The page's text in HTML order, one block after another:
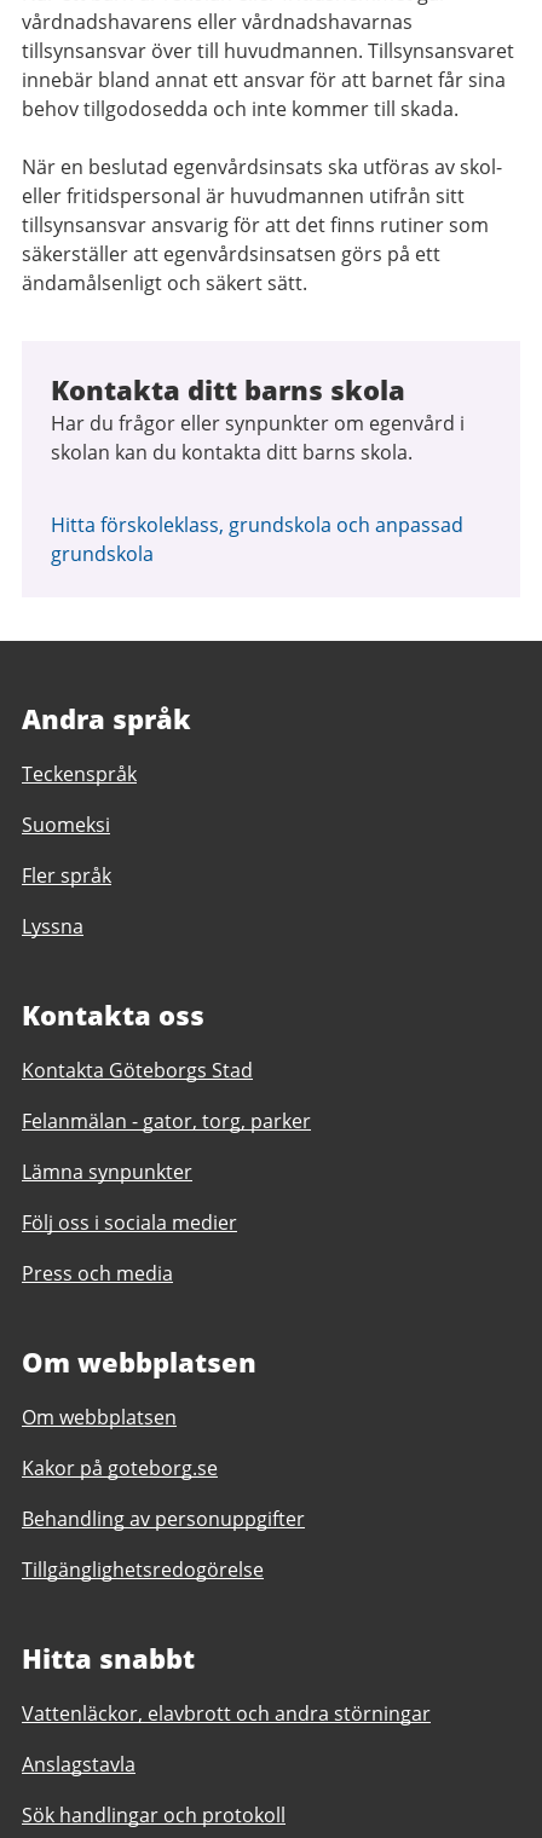
vårdnadshavarens eller vårdnadshavarnas
tillsynsansvar över till huvudmannen. Tillsynsansvaret
innebär bland annat ett ansvar för att barnet får sina
behov tillgodosedda och inte kommer till skada.
När en beslutad egenvårdsinsats ska utföras av skol-
eller fritidspersonal är huvudmannen utifrån sitt
tillsynsansvar ansvarig för att det finns rutiner som
säkerställer att egenvårdsinsatsen görs på ett
ändamålsenligt och säkert sätt.
Kontakta ditt barns skola
Har du frågor eller synpunkter om egenvård i
skolan kan du kontakta ditt barns skola.
Hitta förskoleklass, grundskola och anpassad
grundskola
Andra språk
Teckenspråk
Suomeksi
Fler språk
Lyssna
Kontakta oss
Kontakta Göteborgs Stad
Felanmälan - gator, torg, parker
Lämna synpunkter
Följ oss i sociala medier
Press och media
Om webbplatsen
Om webbplatsen
Kakor på goteborg.se
Behandling av personuppgifter
Tillgänglighetsredogörelse
Hitta snabbt
Vattenläckor, elavbrott och andra störningar
Anslagstavla
Sök handlingar och protokoll